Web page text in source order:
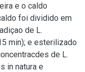
e o caldo
foi dividido em
de L.
min); e esterilizado
de L.
in natura e